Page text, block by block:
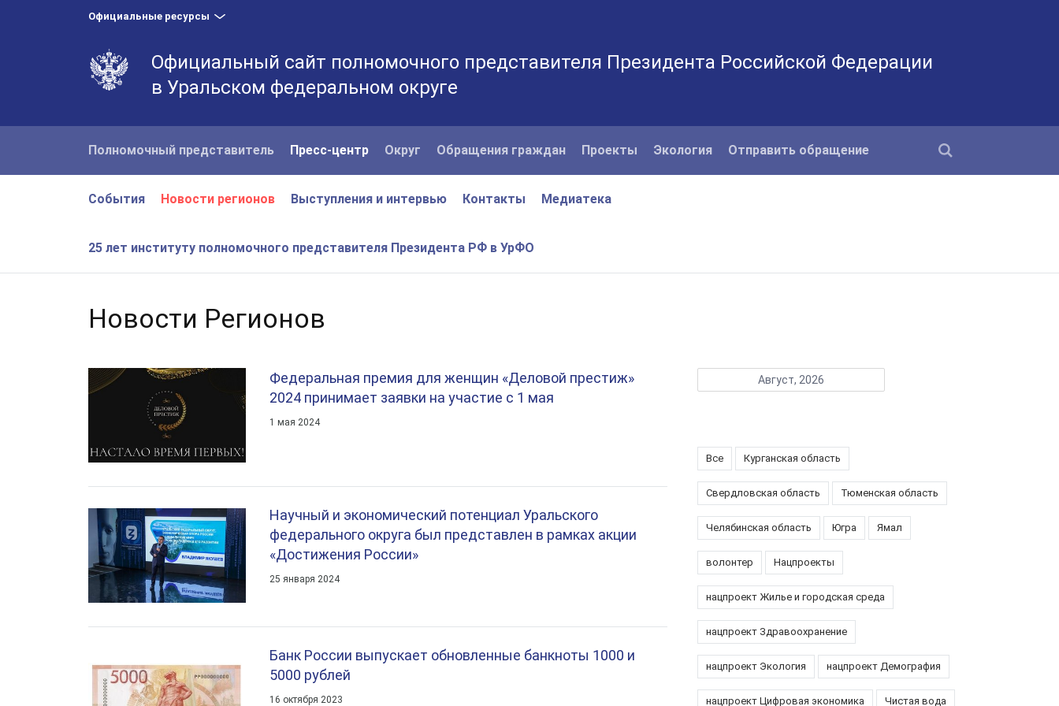
Официальные ресурсы
Официальный сайт полномочного представителя Президента Российской Федерации
в Уральском федеральном округе
Полномочный представитель Пресс-центр Округ Обращения граждан Проекты Экология Отправить обращение
События Новости регионов Выступления и интервью Контакты Медиатека
25 лет институту полномочного представителя Президента РФ в УрФО
Новости Регионов
Август, 2026
Все Курганская область
Свердловская область Тюменская область
Челябинская область Югра Ямал
волонтер Нацпроекты
нацпроект Жилье и городская среда
нацпроект Здравоохранение
нацпроект Экология нацпроект Демография
нацпроект Цифровая экономика Чистая вода
Федеральная премия для женщин «Деловой престиж»
2024 принимает заявки на участие с 1 мая
1 мая 2024
Научный и экономический потенциал Уральского
федерального округа был представлен в рамках акции
«Достижения России»
25 января 2024
Банк России выпускает обновленные банкноты 1000 и
5000 рублей
16 октября 2023